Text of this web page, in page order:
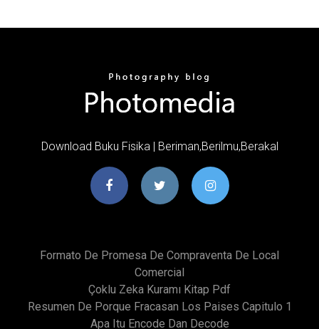
Download Buku Fisika | Beriman,Berilmu,Berakal
Formato De Promesa De Compraventa De Local
Comercial
Çoklu Zeka Kuramı Kitap Pdf
Resumen De Porque Fracasan Los Paises Capitulo 1
Apa Itu Encode Dan Decode